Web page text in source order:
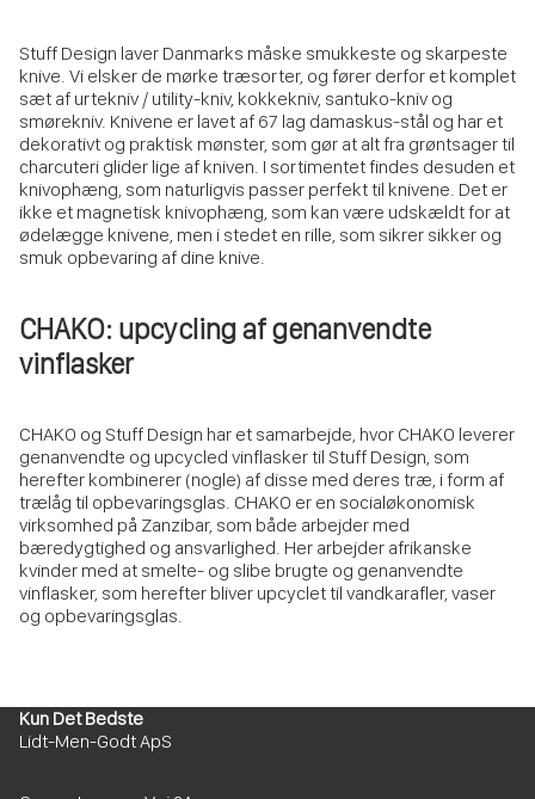
Stuff Design laver Danmarks måske smukkeste og skarpeste
knive. Vi elsker de mørke træsorter, og fører derfor et komplet
sæt af urtekniv / utility-kniv, kokkekniv, santuko-kniv og
smørekniv. Knivene er lavet af 67 lag damaskus-stål og har et
dekorativt og praktisk mønster, som gør at alt fra grøntsager til
charcuteri glider lige af kniven. I sortimentet findes desuden et
knivophæng, som naturligvis passer perfekt til knivene. Det er
ikke et magnetisk knivophæng, som kan være udskældt for at
ødelægge knivene, men i stedet en rille, som sikrer sikker og
smuk opbevaring af dine knive.
CHAKO: upcycling af genanvendte
vinflasker
CHAKO og Stuff Design har et samarbejde, hvor CHAKO leverer
genanvendte og upcycled vinflasker til Stuff Design, som
herefter kombinerer (nogle) af disse med deres træ, i form af
trælåg til opbevaringsglas. CHAKO er en socialøkonomisk
virksomhed på Zanzibar, som både arbejder med
bæredygtighed og ansvarlighed. Her arbejder afrikanske
kvinder med at smelte- og slibe brugte og genanvendte
vinflasker, som herefter bliver upcyclet til vandkarafler, vaser
og opbevaringsglas.
Kun Det Bedste
Lidt-Men-Godt ApS